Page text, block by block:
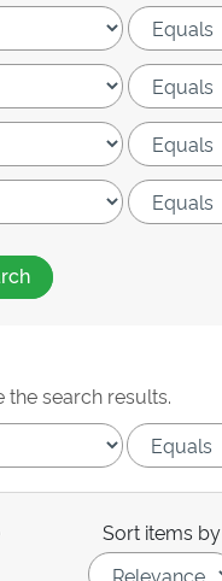
the search results.
Sort items by